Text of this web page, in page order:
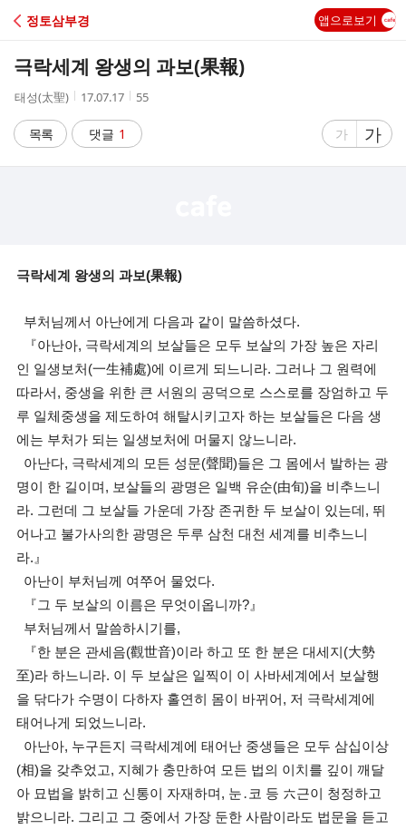
C
A
정토삼부경 앱으로보기
극락세계 왕생의 과보(果報)
작
자
태성(太聖)
작
시
간
17.07.17
조
수
55
목록 댓글 1
글
가
글
자
가
극락세계 왕생의 과보(果報)
부처님께서 아난에게 다음과 같이 말씀하셨다.
『아난아, 극락세계의 보살들은 모두 보살의 가장 높은 자리
인 일생보처(一生補處)에 이르게 되느니라. 그러나 그 원력에
따라서, 중생을 위한 큰 서원의 공덕으로 스스로를 장엄하고 두
루 일체중생을 제도하여 해탈시키고자 하는 보살들은 다음 생
에는 부처가 되는 일생보처에 머물지 않느니라.
아난다, 극락세계의 모든 성문(聲聞)들은 그 몸에서 발하는 광
명이 한 길이며, 보살들의 광명은 일백 유순(由旬)을 비추느니
라. 그런데 그 보살들 가운데 가장 존귀한 두 보살이 있는데, 뛰
어나고 불가사의한 광명은 두루 삼천 대천 세계를 비추느니
라.』
아난이 부처님께 여쭈어 물었다.
『그 두 보살의 이름은 무엇이옵니까?』
부처님께서 말씀하시기를,
『한 분은 관세음(觀世音)이라 하고 또 한 분은 대세지(大勢
至)라 하느니라. 이 두 보살은 일찍이 이 사바세계에서 보살행
을 닦다가 수명이 다하자 홀연히 몸이 바뀌어, 저 극락세계에
태어나게 되었느니라.
아난아, 누구든지 극락세계에 태어난 중생들은 모두 삼십이상
(相)을 갖추었고, 지혜가 충만하여 모든 법의 이치를 깊이 깨달
아 묘법을 밝히고 신통이 자재하며, 눈․코 등 六근이 청정하고
밝으니라. 그리고 그 중에서 가장 둔한 사람이라도 법문을 듣고